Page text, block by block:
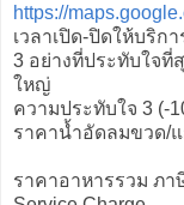
https://
เวลาเปิด-ปิดให้บริก
3 อย่างที่ประทับใจที่
ใหญ่
ความประทับใจ 3 (-
ราคาน้ำอัดลมขวด/
ราคาอาหารรวม ภา